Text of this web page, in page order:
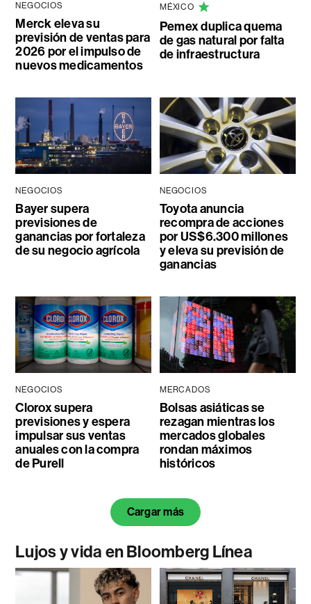
NEGOCIOS
Merck eleva su
previsión de ventas para
2026 por el impulso de
nuevos medicamentos
MÉXICO
Pemex duplica quema
de gas natural por falta
de infraestructura
NEGOCIOS
Bayer supera
previsiones de
ganancias por fortaleza
de su negocio agrícola
NEGOCIOS
Toyota anuncia
recompra de acciones
por US$6.300 millones
y eleva su previsión de
ganancias
NEGOCIOS
Clorox supera
previsiones y espera
impulsar sus ventas
anuales con la compra
de Purell
MERCADOS
Bolsas asiáticas se
rezagan mientras los
mercados globales
rondan máximos
históricos
Cargar más
Lujos y vida en Bloomberg Línea